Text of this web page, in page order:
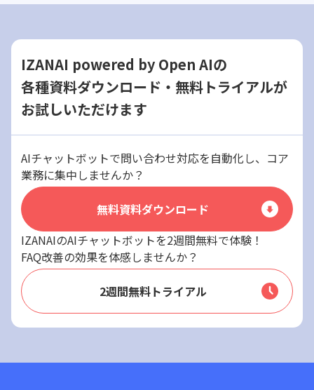
IZANAI powered by Open AIの
各種資料ダウンロード・無料トライアルが
お試しいただけます
AIチャットボットで問い合わせ対応を自動化し、コア
業務に集中しませんか？
無料資料ダウンロード
IZANAIのAIチャットボットを2週間無料で体験！
FAQ改善の効果を体感しませんか？
2週間無料トライアル